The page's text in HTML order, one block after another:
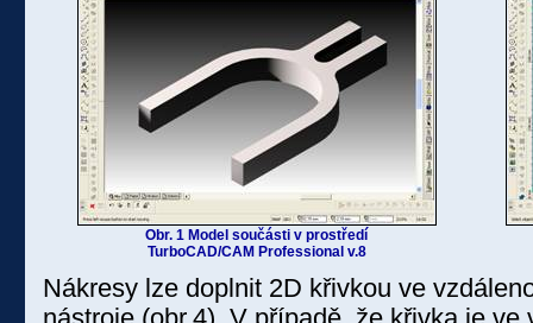
Obr. 1 Model součásti v prostředí
TurboCAD/CAM Professional v.8
Nákresy lze doplnit 2D křivkou ve